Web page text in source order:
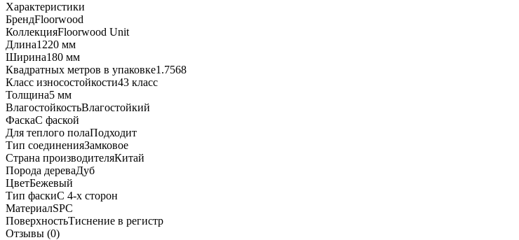
3909
Дуб
Элькар
Характеристики
БрендFloorwood
КоллекцияFloorwood Unit
Длина1220 мм
Ширина180 мм
Квадратных метров в упаковке1.7568
Класс износостойкости43 класс
Толщина5 мм
ВлагостойкостьВлагостойкий
ФаскаС фаской
Для теплого полаПодходит
Тип соединенияЗамковое
Страна производителяКитай
Порода дереваДуб
ЦветБежевый
Тип фаскиС 4-х сторон
МатериалSPC
ПоверхностьТиснение в регистр
Отзывы (0)